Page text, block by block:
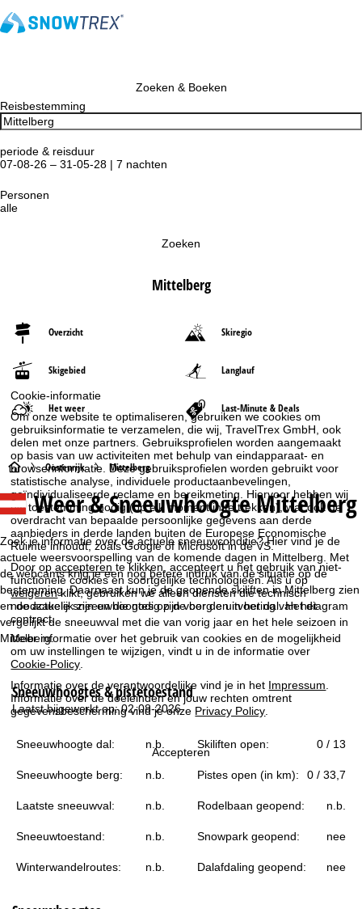
Cookie-informatie
Om onze website te optimaliseren, gebruiken we cookies om
gebruiksinformatie te verzamelen, die wij, TravelTrex GmbH, ook
delen met onze partners. Gebruiksprofielen worden aangemaakt
op basis van uw activiteiten met behulp van eindapparaat- en
browserinformatie. Deze gebruiksprofielen worden gebruikt voor
statistische analyse, individuele productaanbevelingen,
geïndividualiseerde reclame en bereikmeting. Hiervoor hebben wij
uw toestemming nodig (op elk moment in te trekken), wat ook de
overdracht van bepaalde persoonlijke gegevens aan derde
aanbieders in derde landen buiten de Europese Economische
Ruimte inhoudt, zoals Google of Microsoft in de VS.
Door opaccepteren te klikken, accepteert u het gebruik van niet-
functionele cookies en soortgelijke technologieën. Als u op
weigerenklikt, gebruiken we alleen diensten die technisch
noodzakelijk zijn en die nodig zijn voor de uitvoering van het
contract.
Meer informatie over het gebruik van cookies en de mogelijkheid
om uw instellingen te wijzigen, vindt u in de informatie over
Cookie-Policy
Informatie over de verantwoordelijke vind je in het Impressum
Informatie over de doeleinden en jouw rechten omtrent
gegevensbescherming vind je onze Privacy Policy
Accepteren
Zoeken & Boeken
Reisbestemming
periode & reisduur
07-08-26 – 31-05-28 | 7 nachten
Personen
alle
Zoeken
Mittelberg
Overzicht Skiregio
Skigebied Langlauf
Het weer Last-Minute & Deals
S
t
a
r
t
p
a
g
Oostenrijk Mittelberg
Weer & Sneeuwhoogte Mittelberg
Zoek je informatie over de actuele sneeuwconditie? Hier vind je de
actuele weersvoorspelling van de komende dagen in Mittelberg. Met
de webcams krijg je een nog betere indruk van de situatie op de
bestemming. Daarnaast kun je de geopende skiliften in Mittelberg zien
en de actuele sneeuwhoogtes op de berg en in het dal. Het diagram
vergelijkt de sneeuwval met die van vorig jaar en het hele seizoen in
Mittelberg.
Sneeuwhoogtes & pistetoestand
Laatst bijgewerkt op: 02-08-2026
Sneeuwhoogte dal: n.b. Skiliften open: 0 / 13
Sneeuwhoogte berg: n.b. Pistes open (in km): 0 / 33,7
Laatste sneeuwval: n.b. Rodelbaan geopend: n.b.
Sneeuwtoestand: n.b. Snowpark geopend: nee
Winterwandelroutes: n.b. Dalafdaling geopend: nee